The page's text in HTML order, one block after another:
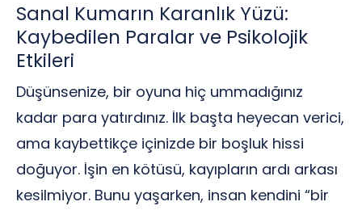
Sanal Kumarın Karanlık Yüzü:
Kaybedilen Paralar ve Psikolojik
Etkileri
Düşünsenize, bir oyuna hiç ummadığınız
kadar para yatırdınız. İlk başta heyecan verici,
ama kaybettikçe içinizde bir boşluk hissi
doğuyor. İşin en kötüsü, kayıpların ardı arkası
kesilmiyor. Bunu yaşarken, insan kendini “bir